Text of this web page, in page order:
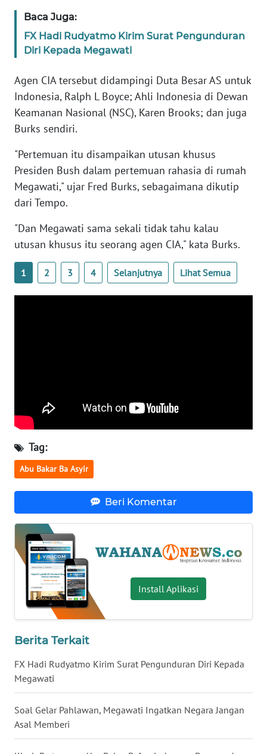
Baca Juga:
FX Hadi Rudyatmo Kirim Surat Pengunduran
Diri Kepada Megawati
Agen CIA tersebut didampingi Duta Besar AS untuk
Indonesia, Ralph L Boyce; Ahli Indonesia di Dewan
Keamanan Nasional (NSC), Karen Brooks; dan juga
Burks sendiri.
"Pertemuan itu disampaikan utusan khusus
Presiden Bush dalam pertemuan rahasia di rumah
Megawati," ujar Fred Burks, sebagaimana dikutip
dari Tempo.
"Dan Megawati sama sekali tidak tahu kalau
utusan khusus itu seorang agen CIA," kata Burks.
1 2 3 4 Selanjutnya Lihat Semua
Tag:
Abu Bakar Ba Asyir
Beri Komentar
Install Aplikasi
Berita Terkait
FX Hadi Rudyatmo Kirim Surat Pengunduran Diri Kepada
Megawati
Soal Gelar Pahlawan, Megawati Ingatkan Negara Jangan
Asal Memberi
DISCLAIMER
Wahana
WN
SUMUT
JAKARTA
WN
JABAR
WN
BANTEN
WN
NTT
PAPUA
BARAT
WN
RIAU
WN
JAMBI
WN
SULTRA
WN
WN
SULTENG
WN
SULBAR